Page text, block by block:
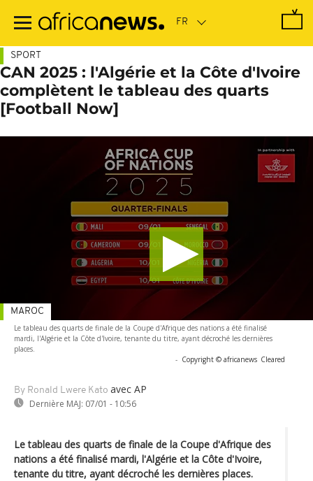
contenu
SPORT
CAN 2025 : l'Algérie et la Côte d'Ivoire
complètent le tableau des quarts
[Football Now]
Le tableau des quarts de finale de la Coupe d'Afrique des nations a été finalisé
mardi, l'Algérie et la Côte d'Ivoire, tenante du titre, ayant décroché les dernières
places.
- Copyright © africanews Cleared
By Ronald Lwere Kato avec AP
Dernière MAJ: 07/01 - 10:56
MAROC
Le tableau des quarts de finale de la Coupe d'Afrique des
nations a été finalisé mardi, l'Algérie et la Côte d'Ivoire,
tenante du titre, ayant décroché les dernières places.